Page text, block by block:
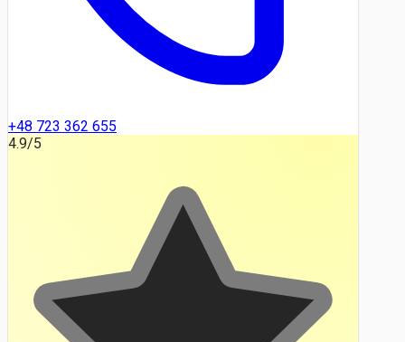
+48 723 362 655
4.9/5